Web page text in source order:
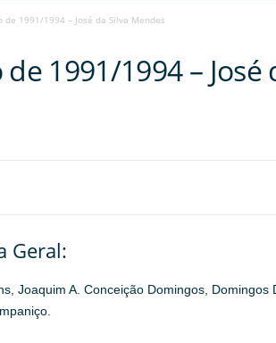
de 1991/1994 – José da Silva Mendes
de 1991/1994 – José
Geral:
Joaquim A. Conceição Domingos, Domingos